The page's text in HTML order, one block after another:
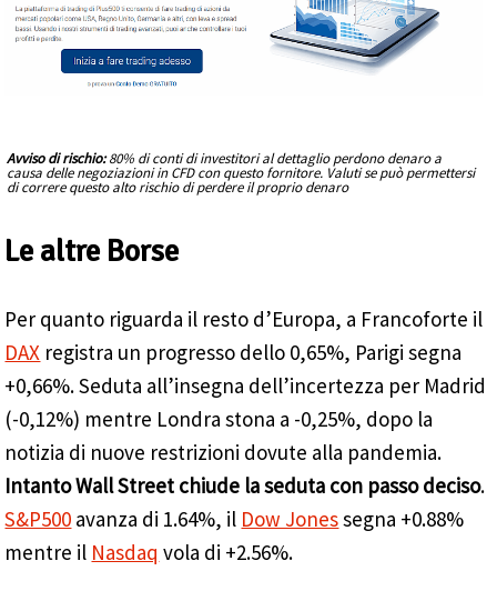
Avviso di rischio:80% di conti di investitori al dettaglio perdono denaro a
causa delle negoziazioni in CFD con questo fornitore. Valuti se può permettersi
di correre questo alto rischio di perdere il proprio denaro
Le altre Borse
Per quanto riguarda il resto d’Europa, a Francoforte il
DAX registra un progresso dello 0,65%, Parigi segna
+0,66%. Seduta all’insegna dell’incertezza per Madrid
(-0,12%) mentre Londra stona a -0,25%, dopo la
notizia di nuove restrizioni dovute alla pandemia.
Intanto Wall Street chiude la seduta con passo deciso.
S&P500 avanza di 1.64%, il Dow Jonessegna +0.88%
mentre il Nasdaq vola di +2.56%.